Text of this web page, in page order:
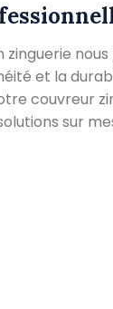
zinguerie
et la
couvreur
sur